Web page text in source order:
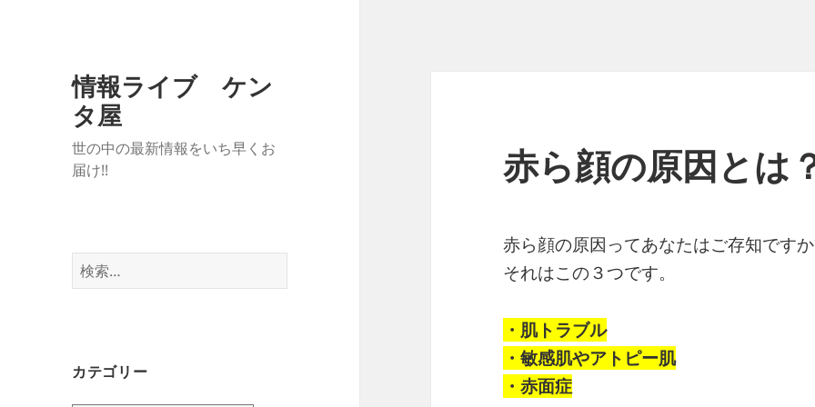
情報ライブ ケン
タ屋
世の中の最新情報をいち早くお
届け!!
検
索:
カテゴリー
赤ら顔の原因とは
赤ら顔の原因ってあなたはご存知です
それはこの３つです。
・肌トラブル
・敏感肌やアトピー肌
・赤面症